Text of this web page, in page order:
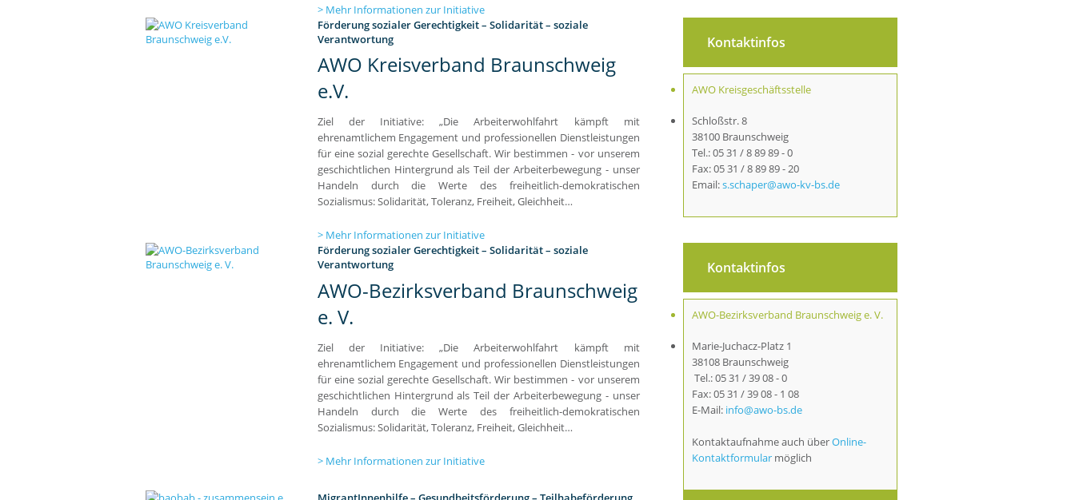
Mehr Informationen zur Initiative
Förderung sozialer Gerechtigkeit – Solidarität – soziale
Verantwortung
AWO Kreisverband Braunschweig
e.V.
Ziel der Initiative: „Die Arbeiterwohlfahrt kämpft mit
ehrenamtlichem Engagement und professionellen Dienstleistungen
für eine sozial gerechte Gesellschaft. Wir bestimmen - vor unserem
geschichtlichen Hintergrund als Teil der Arbeiterbewegung - unser
Handeln durch die Werte des freiheitlich-demokratischen
Sozialismus: Solidarität, Toleranz, Freiheit, Gleichheit…
Mehr Informationen zur Initiative
Kontaktinfos
AWO Kreisgeschäftsstelle
Schloßstr. 8
38100 Braunschweig
Tel.: 05 31 / 8 89 89 - 0
Fax: 05 31 / 8 89 89 - 20
Email:s.schaper@awo-kv-bs.de
Förderung sozialer Gerechtigkeit – Solidarität – soziale
Verantwortung
AWO-Bezirksverband Braunschweig
e. V.
Ziel der Initiative: „Die Arbeiterwohlfahrt kämpft mit
ehrenamtlichem Engagement und professionellen Dienstleistungen
für eine sozial gerechte Gesellschaft. Wir bestimmen - vor unserem
geschichtlichen Hintergrund als Teil der Arbeiterbewegung - unser
Handeln durch die Werte des freiheitlich-demokratischen
Sozialismus: Solidarität, Toleranz, Freiheit, Gleichheit…
Mehr Informationen zur Initiative
Kontaktinfos
AWO-Bezirksverband Braunschweig e. V.
Marie-Juchacz-Platz 1
38108 Braunschweig
Tel.: 05 31 / 39 08 - 0
Fax: 05 31 / 39 08 - 1 08
E-Mail: info@awo-bs.de
Kontaktaufnahme auch überOnline-
Kontaktformular möglich